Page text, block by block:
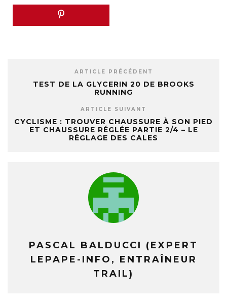
ARTICLE PRÉCÉDENT
TEST DE LA GLYCERIN 20 DE BROOKS
RUNNING
ARTICLE SUIVANT
CYCLISME : TROUVER CHAUSSURE À SON PIED
ET CHAUSSURE RÉGLÉE PARTIE 2/4 – LE
RÉGLAGE DES CALES
PASCAL BALDUCCI (EXPERT
LEPAPE-INFO, ENTRAÎNEUR
TRAIL)